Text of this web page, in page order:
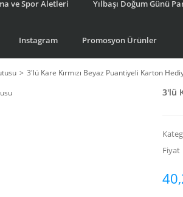
ve Spor Aletleri Yılbaşı Doğum Günü
Instagram Promosyon Ürünler
3'lü Kare Kırmızı Beyaz Puantiyeli Karton
3'lü
Fiyat